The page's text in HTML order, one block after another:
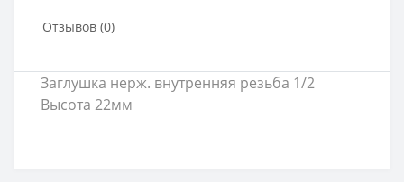
Отзывов (0)
Заглушка нерж. внутренняя резьба 1/2
Высота 22мм